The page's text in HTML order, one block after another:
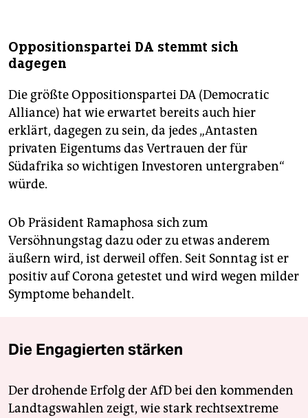
Oppositionspartei DA stemmt sich
dagegen
Die größte Oppositionspartei DA (Democratic
Alliance) hat wie erwartet bereits auch hier
erklärt, dagegen zu sein, da jedes „Antasten
privaten Eigentums das Vertrauen der für
Südafrika so wichtigen Investoren untergraben“
würde.
Ob Präsident Ramaphosa sich zum
Versöhnungstag dazu oder zu etwas anderem
äußern wird, ist derweil offen. Seit Sonntag ist er
positiv auf Corona getestet und wird wegen milder
Symptome behandelt.
Die Engagierten stärken
Der drohende Erfolg der AfD bei den kommenden
Landtagswahlen zeigt, wie stark rechtsextreme